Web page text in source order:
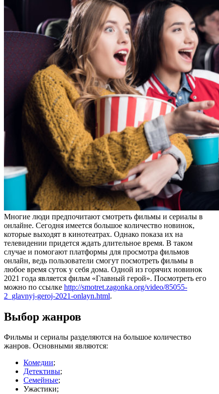
Многие люди предпочитают смотреть фильмы и сериалы в
онлайне. Сегодня имеется большое количество новинок,
которые выходят в кинотеатрах. Однако показа их на
телевидении придется ждать длительное время. В таком
случае и помогают платформы для просмотра фильмов
онлайн, ведь пользователи смогут посмотреть фильмы в
любое время суток у себя дома. Одной из горячих новинок
2021 года является фильм «Главный герой». Посмотреть его
можно по ссылке http://smotret.zagonka.org/video/85055-
2_glavnyj-geroj-2021-onlayn.html.
Выбор жанров
Фильмы и сериалы разделяются на большое количество
жанров. Основными являются:
Комедии;
Детективы;
Семейные;
Ужастики;